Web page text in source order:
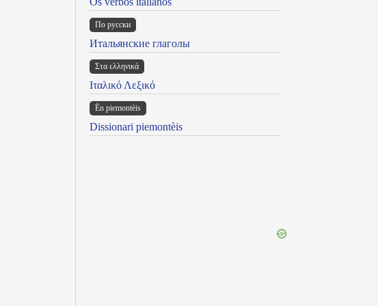
По русски
Итальянские глаголы
Στα ελληνικά
Ιταλικό Λεξικό
Ën piemontèis
Dissionari piemontèis